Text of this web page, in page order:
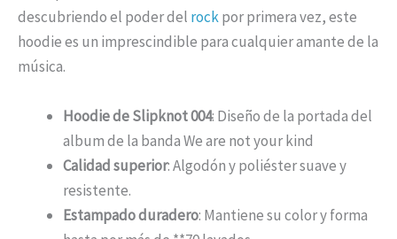
descubriendo el poder del rockpor primera vez, este
hoodie es un imprescindible para cualquier amante de la
música.
Hoodie de Slipknot 004: Diseño de la portada del
album de la banda We are not your kind
Calidad superior: Algodón y poliéster suave y
resistente.
Estampado duradero: Mantiene su color y forma